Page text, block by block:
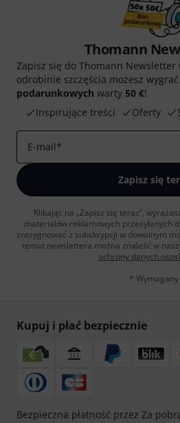
Thomann
Zapisz się do Thomann
odrobinie szczęścia możesz
podarunkowych warty 50 €!
Inspirujące treści
Oferty
E-mail*
Zapisz się
Klikając na „Zapisz się teraz”,
materialów reklamowych przesyłanych
zrezygnować z subskrypcji w dowolnym
temat newslettera można znaleźć w
ochrony danych
* Wymagany
Kupuj i płać bezpiecznie
Bezpieczna płatność przez Za